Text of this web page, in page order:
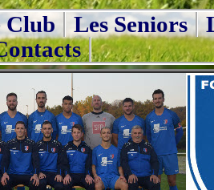
Club Les Seniors